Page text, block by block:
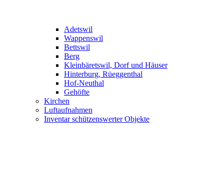
Adetswil
Wappenswil
Bettswil
Berg
Kleinbäretswil, Dorf und Häuser
Hinterburg, Rüeggenthal
Hof-Neuthal
Gehöfte
Kirchen
Luftaufnahmen
Inventar schützenswerter Objekte